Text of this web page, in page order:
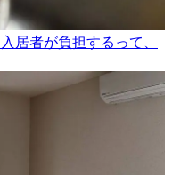
居者が負担するって、